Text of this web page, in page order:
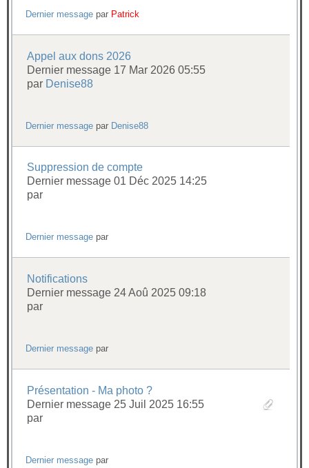
Dernier message par Patrick
Appel aux dons 2026
Dernier message 17 Mar 2026 05:55
par Denise88
Dernier message par Denise88
Suppression de compte
Dernier message 01 Déc 2025 14:25
par
Dernier message par
Notifications
Dernier message 24 Aoû 2025 09:18
par
Dernier message par
Présentation - Ma photo ?
Dernier message 25 Juil 2025 16:55
par
Dernier message par